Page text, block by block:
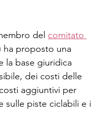
del comitato
ha proposto una
la base giuridica
dei costi delle
aggiuntivi per
sulle piste ciclabili e i